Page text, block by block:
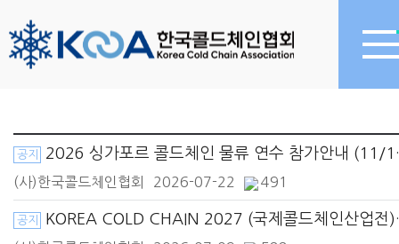
공지 2026 싱가포르 콜드체인 물류 연수 참가안내 (11/17~21, 3박 5일)
(사)한국콜드체인협회 2026-07-22 491
공지 KOREA COLD CHAIN 2027 (국제콜드체인산업전) 참가안내 (~10/30, 조기신청 )